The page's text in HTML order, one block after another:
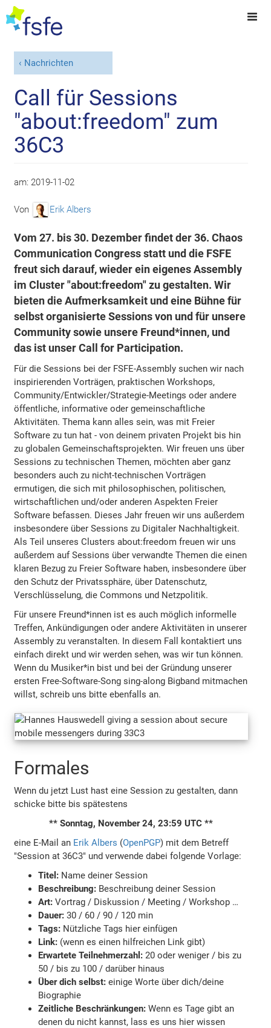
Nachrichten
Call für Sessions
"about:freedom" zum
36C3
am: 2019-11-02
Von Erik Albers
Vom 27. bis 30. Dezember findet der 36. Chaos
Communication Congress statt und die FSFE
freut sich darauf, wieder ein eigenes Assembly
im Cluster "about:freedom" zu gestalten. Wir
bieten die Aufmerksamkeit und eine Bühne für
selbst organisierte Sessions von und für unsere
Community sowie unsere Freund*innen, und
das ist unser Call for Participation.
Für die Sessions bei der FSFE-Assembly suchen wir nach
inspirierenden Vorträgen, praktischen Workshops,
Community/Entwickler/Strategie-Meetings oder andere
öffentliche, informative oder gemeinschaftliche
Aktivitäten. Thema kann alles sein, was mit Freier
Software zu tun hat - von deinem privaten Projekt bis hin
zu globalen Gemeinschaftsprojekten. Wir freuen uns über
Sessions zu technischen Themen, möchten aber ganz
besonders auch zu nicht-technischen Vorträgen
ermutigen, die sich mit philosophischen, politischen,
wirtschaftlichen und/oder anderen Aspekten Freier
Software befassen. Dieses Jahr freuen wir uns außerdem
insbesondere über Sessions zu Digitaler Nachhaltigkeit.
Als Teil unseres Clusters about:freedom freuen wir uns
außerdem auf Sessions über verwandte Themen die einen
klaren Bezug zu Freier Software haben, insbesondere über
den Schutz der Privatssphäre, über Datenschutz,
Verschlüsselung, die Commons und Netzpolitik.
Für unsere Freund*innen ist es auch möglich informelle
Treffen, Ankündigungen oder andere Aktivitäten in unserer
Assembly zu veranstalten. In diesem Fall kontaktiert uns
einfach direkt und wir werden sehen, was wir tun können.
Wenn du Musiker*in bist und bei der Gründung unserer
ersten Free-Software-Song sing-along Bigband mitmachen
willst, schreib uns bitte ebenfalls an.
Formales
Wenn du jetzt Lust hast eine Session zu gestalten, dann
schicke bitte bis spätestens
** Sonntag, November 24, 23:59 UTC **
eine E-Mail an Erik Albers (OpenPGP) mit dem Betreff
"Session at 36C3" und verwende dabei folgende Vorlage:
Titel: Name deiner Session
Beschreibung: Beschreibung deiner Session
Art: Vortrag / Diskussion / Meeting / Workshop …
Dauer: 30 / 60 / 90 / 120 min
Tags: Nützliche Tags hier einfügen
Link: (wenn es einen hilfreichen Link gibt)
Erwartete Teilnehmerzahl: 20 oder weniger / bis zu
50 / bis zu 100 / darüber hinaus
Über dich selbst: einige Worte über dich/deine
Biographie
Zeitliche Beschränkungen: Wenn es Tage gibt an
denen du nicht kannst, lass es uns hier wissen